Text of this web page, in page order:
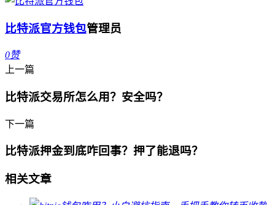
比特派官方钱包管理员
0赞
上一篇
比特派交易所怎么用？安全吗？
下一篇
比特派押金到底咋回事？押了能退吗？
相关文章